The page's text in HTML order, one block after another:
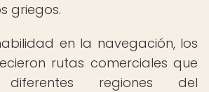
griegos.
en la navegación, los
rutas comerciales que
diferentes regiones del